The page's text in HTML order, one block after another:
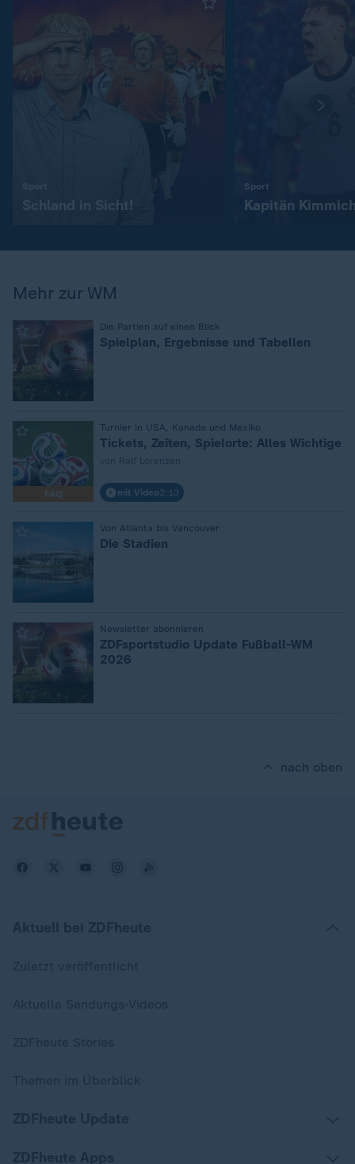
Schland in Sicht!
Sport
Kapitän
Mehr zur WM
Die Partien auf einen Blick
Spielplan, Ergebnisse und Tabellen
FAQ
Turnier in USA, Kanada und Mexiko
Tickets, Zeiten, Spielorte: Alles Wichtige
mit Video2:13
Von Atlanta bis Vancouver
Die Stadien
Newsletter abonnieren
ZDFsportstudio Update Fußball-WM
2026
nach oben